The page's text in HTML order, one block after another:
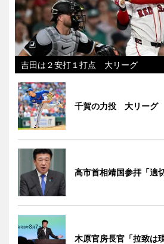
吉田は２安打１打点 大リーグ
千賀の力投 大リーグ
高市首相靖国参拝「適
木原官房長官「拉致は